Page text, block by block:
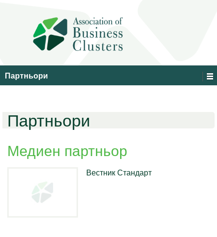
Партньори
Партньори
Медиен партньор
Вестник Стандарт